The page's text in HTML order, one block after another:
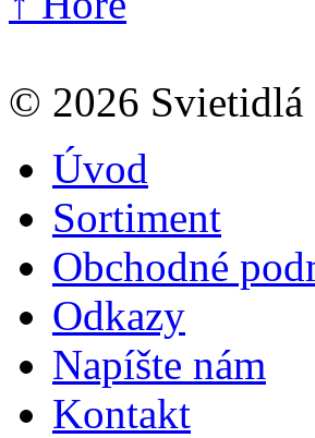
© 2026 Svietidlá
Úvod
Sortiment
Obchodné
Odkazy
Napíšte nám
Kontakt